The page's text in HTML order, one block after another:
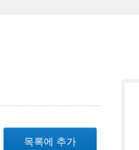
목록에 추가